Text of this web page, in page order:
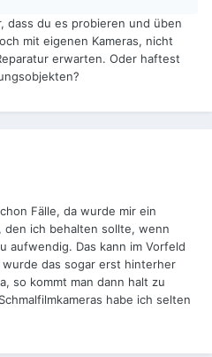
dass du es probieren und üben
mit eigenen Kameras, nicht
erwarten. Oder haftest
Fälle, da wurde mir ein
den ich behalten sollte, wenn
aufwendig. Das kann im Vorfeld
das sogar erst hinterher
so kommt man dann halt zu
Schmalfilmkameras habe ich selten